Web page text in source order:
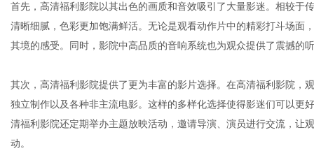
首先，高清福利影院以其出色的画质和音效吸引了大量影迷。相较于
清晰细腻，色彩更加饱满鲜活。无论是观看动作片中的精彩打斗场面
其境的感受。同时，影院中高品质的音响系统也为观众提供了震撼的
其次，高清福利影院提供了更为丰富的影片选择。在高清福利影院，
独立制作以及各种非主流电影。这样的多样化选择使得影迷们可以更
清福利影院还定期举办主题放映活动，邀请导演、演员进行交流，让
动。